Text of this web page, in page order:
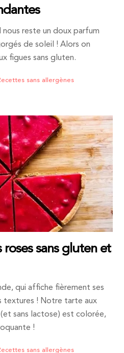
reste un doux parfum
de soleil ! Alors on
figues sans gluten.
sans allergènes
roses sans gluten et
qui affiche fièrement ses
textures ! Notre tarte aux
sans lactose) est colorée,
!
sans allergènes